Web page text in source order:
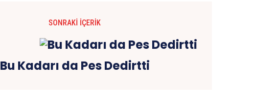
SONRAKI İÇERIK
Bu Kadarı da Pes Dedirtti